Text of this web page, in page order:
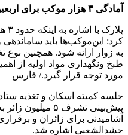
آمادگی ۳ هزار موکب برای اربعین ۱۴۰۱
کرد: این‌موکب‌ها باید
به زوار ارائه شود. همچنین نوع
طبخ و‌نگهداری مواد اولیه از
مورد توجه قرار گیرد./ فارس
جلسه کمیته اسکان و تغذیه
پیش‌بینی تشرف ۵
آشامیدنی برای زائران و
حشدالشعبی اشاره شد.